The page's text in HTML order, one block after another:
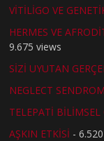
VİTİLİGO VE
HERMES VE
9.675 views
SİZİ UYUTAN
NEGLECT
TELEPATİ
AŞKIN ETKİSİ -